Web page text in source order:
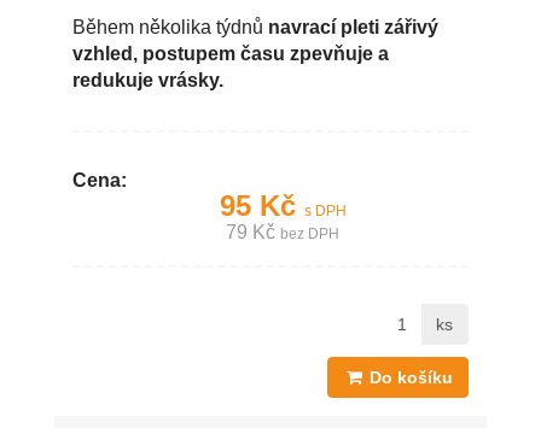
Během několika týdnů navrací pleti zářivý
vzhled, postupem času zpevňuje a
redukuje vrásky.
Cena:
95 Kč s DPH
79 Kč bez DPH
ks
Do košíku